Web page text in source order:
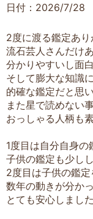
日付：2026/7/28
2度に渡る鑑定あり
流石芸人さんだけあ
分かりやすいし面
そして膨大な知識
的確な鑑定だと思い
また星で読めない
おっしゃる人柄も
1度目は自分自身
子供の鑑定も少し
2度目は子供の鑑
数年の動きが分か
とても安心しまし